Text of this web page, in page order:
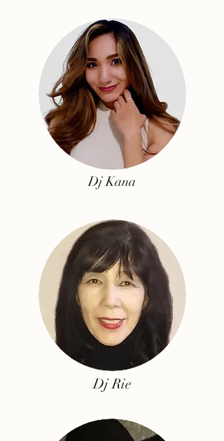
Dj Kana
Dj Rie